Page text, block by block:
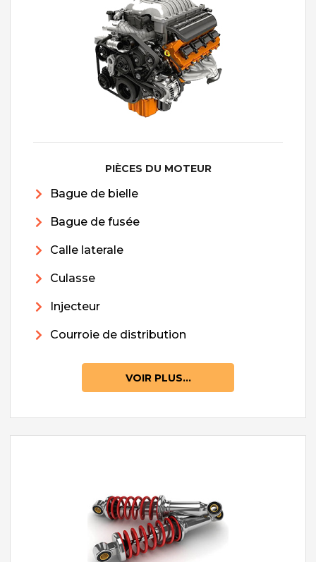
PIÈCES DU MOTEUR
Bague de bielle
Bague de fusée
Calle laterale
Culasse
Injecteur
Courroie de distribution
VOIR PLUS...